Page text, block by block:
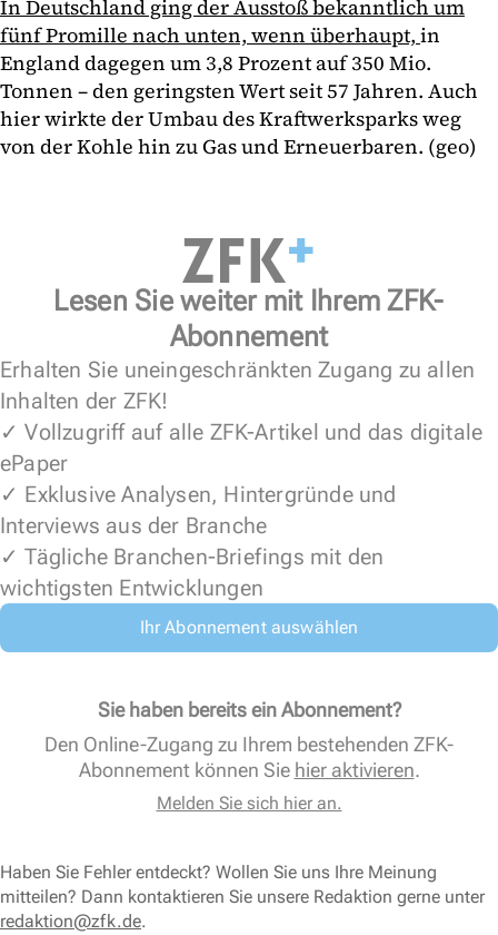
In Deutschland ging der Ausstoß bekanntlich um
fünf Promille nach unten, wenn überhaupt, in
England dagegen um 3,8 Prozent auf 350 Mio.
Tonnen – den geringsten Wert seit 57 Jahren. Auch
hier wirkte der Umbau des Kraftwerksparks weg
von der Kohle hin zu Gas und Erneuerbaren. (geo)
Lesen Sie weiter mit Ihrem ZFK-
Abonnement
Erhalten Sie uneingeschränkten Zugang zu allen
Inhalten der ZFK!
✓ Vollzugriff auf alle ZFK-Artikel und das digitale
ePaper
✓ Exklusive Analysen, Hintergründe und
Interviews aus der Branche
✓ Tägliche Branchen-Briefings mit den
wichtigsten Entwicklungen
Ihr Abonnement auswählen
Sie haben bereits ein Abonnement?
Den Online-Zugang zu Ihrem bestehenden ZFK-
Abonnement können Sie hier aktivieren.
Melden Sie sich hier an.
Haben Sie Fehler entdeckt? Wollen Sie uns Ihre Meinung
mitteilen? Dann kontaktieren Sie unsere Redaktion gerne unter
redaktion@zfk.de.